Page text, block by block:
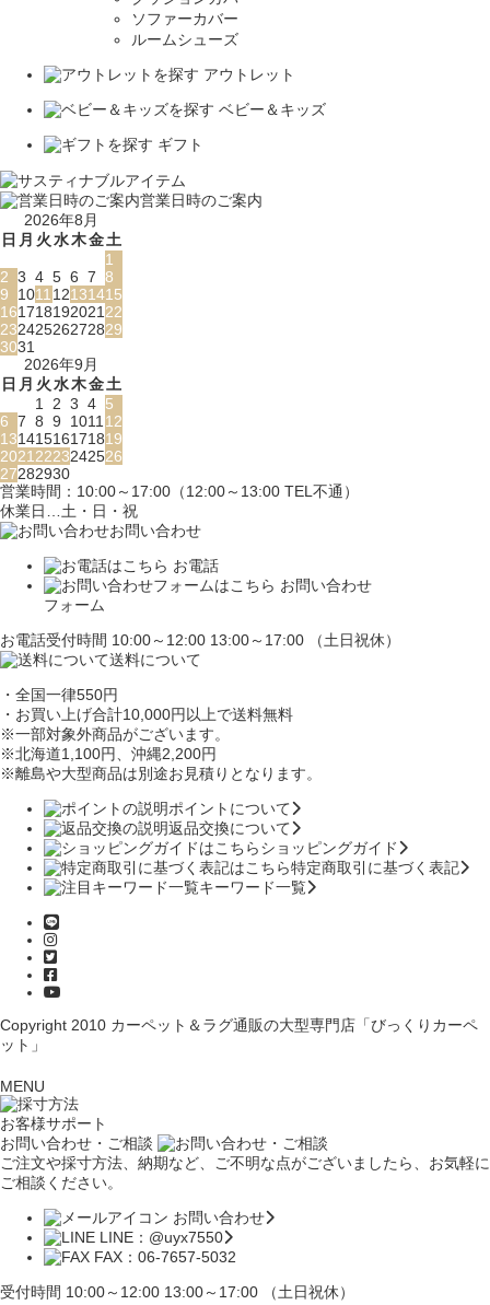
ソファーカバー
ルームシューズ
アウトレット
ベビー＆キッズ
ギフト
営業日時のご案内
2026年8月
日 月 火水木金土
1
2 3 4 5 6 7 8
9
101112131415
16171819202122
23242526272829
3031
2026年9月
日 月 火水木金土
1 2 3 4 5
6 7 8 9 101112
13141516171819
20212223242526
27282930
営業時間：10:00～17:00（12:00～13:00 TEL不通）
休業日…土・日・祝
お問い合わせ
お電話
お問い合わせ
フォーム
お電話受付時間 10:00～12:00 13:00～17:00 （土日祝休）
送料について
・全国一律550円
・お買い上げ合計10,000円 以上で送料無料
※一部対象外商品がございます。
※北海道1,100円、沖縄2,200円
※離島や大型商品は別途お見積りとなります。
ポイントについて
返品交換について
ショッピングガイド
特定商取引に基づく表記
キーワード一覧
Copyright 2010 カーペット＆ラグ通販の大型専門店「びっくりカーペ
ット」
MENU
お客様サポート
お問い合わせ・ご相談
ご注文や採寸方法、納期など、ご不明な点がございましたら、お気軽に
ご相談ください。
お問い合わせ
LINE：@uyx7550
FAX：06-7657-5032
受付時間 10:00～12:00 13:00～17:00 （土日祝休）